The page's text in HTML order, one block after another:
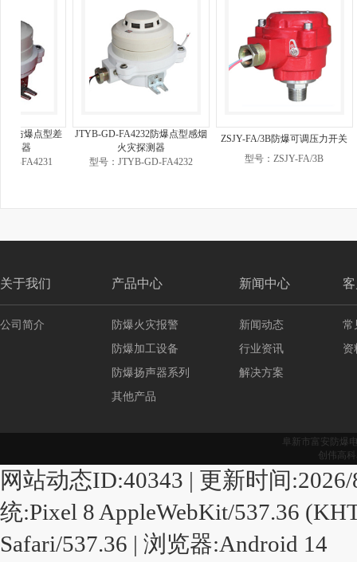
JTYB-GD-FA4232防爆点型感烟
火灾探测器
型号：JTYB-GD-FA4232
ZSJY-FA/3B防爆可调压力开关
型号：ZSJY-FA/3B
FAJL-
关于我们 产品中心 新闻中心
公司简介
防爆火灾报警
防爆加工设备
防爆扬声器系列
其他产品
新闻动态
行业资讯
解决方案
常
资
阜新市富安防爆
创伟高科
网站动态ID:40343 | 更新时间
统:Pixel 8 AppleWebKit/537.36
Safari/537.36 | 浏览器:Android 14